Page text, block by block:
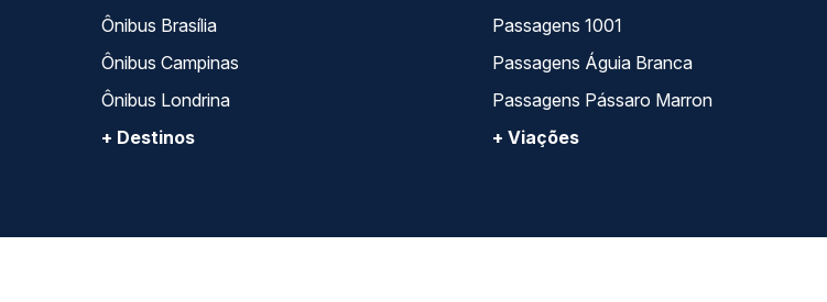
Ônibus Brasília
Ônibus Campinas
Ônibus Londrina
+ Destinos
Passagens 1001
Passagens Águia Branca
Passagens Pássaro Marron
+ Viações